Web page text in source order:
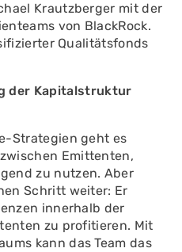
Krautzberger mit der
von BlackRock.
Qualitätsfonds
der Kapitalstruktur
Strategien geht es
Emittenten,
zu nutzen. Aber
Schritt weiter: Er
innerhalb der
zu profitieren. Mit
kann das Team das